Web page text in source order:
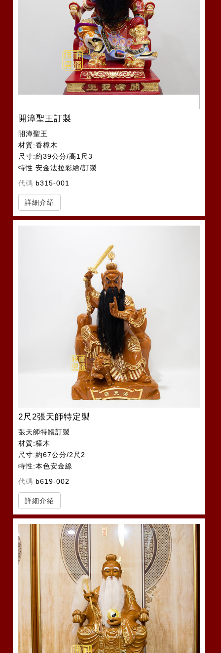
開漳聖王訂製
開漳聖王
材質:香樟木
尺寸:約39公分/高1尺3
特性:安金法拉彩繪/訂製
代碼 b315-001
詳細介紹
2尺2張天師特定製
張天師特體訂製
材質:樟木
尺寸:約67公分/2尺2
特性:本色安金線
代碼 b619-002
詳細介紹